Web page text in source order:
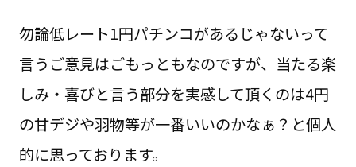
勿論低レート1円パチンコがあるじゃないって
言うご意見はごもっともなのですが、当たる楽
しみ・喜びと言う部分を実感して頂くのは4円
の甘デジや羽物等が一番いいのかなぁ？と個人
的に思っております。